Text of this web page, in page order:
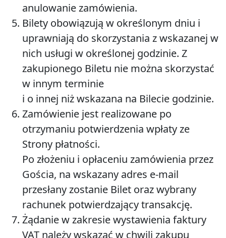
anulowanie zamówienia.
Bilety obowiązują w określonym dniu i
uprawniają do skorzystania z wskazanej w
nich usługi w określonej godzinie. Z
zakupionego Biletu nie można skorzystać
w innym terminie
i o innej niż wskazana na Bilecie godzinie.
Zamówienie jest realizowane po
otrzymaniu potwierdzenia wpłaty ze
Strony płatności.
Po złożeniu i opłaceniu zamówienia przez
Gościa, na wskazany adres e-mail
przesłany zostanie Bilet oraz wybrany
rachunek potwierdzający transakcję.
Żądanie w zakresie wystawienia faktury
VAT należy wskazać w chwili zakupu